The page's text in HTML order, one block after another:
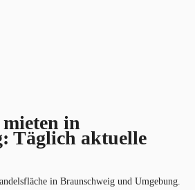
in
Täglich aktuelle
in Braunschweig und Umgebung.